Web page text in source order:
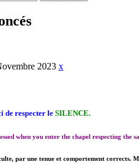
2023 x
de respecter le SILENCE.
when you enter the chapel respecting the
par une tenue et comportement corrects.